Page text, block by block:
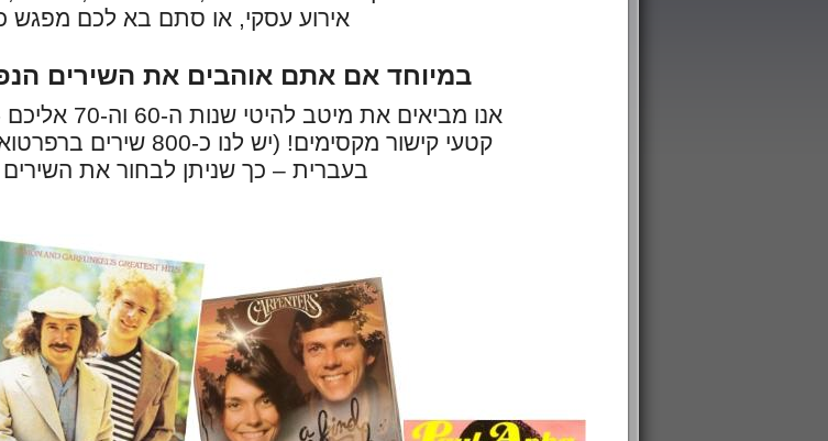
אירוע עסקי, או סתם בא לכם מפגש
במיוחד אם אתם אוהבים את השירים הנפלאים
אנו מביאים
קטעי קישור מקסימים! (יש
בעברית – כך שניתן לבחור את